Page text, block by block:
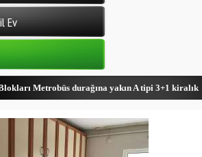
Ev
Metrobüs durağına yakın A tipi 3+1 kiralık